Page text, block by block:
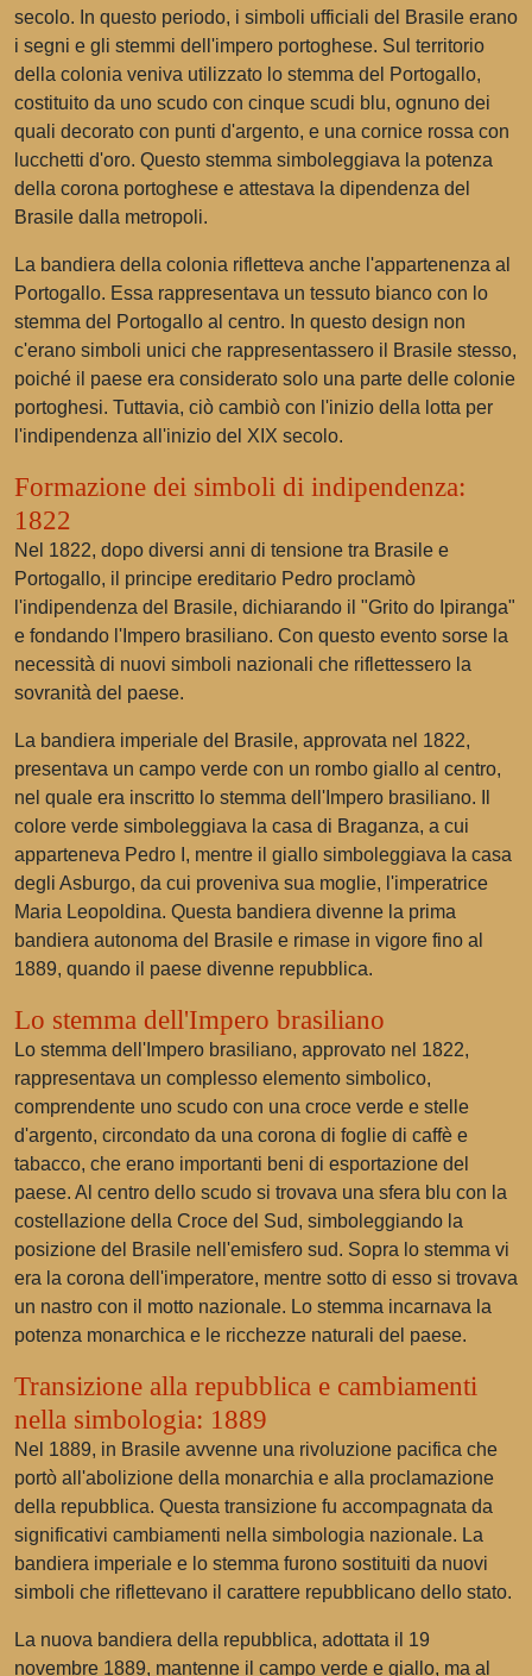
secolo. In questo periodo, i simboli ufficiali del Brasile erano
i segni e gli stemmi dell'impero portoghese. Sul territorio
della colonia veniva utilizzato lo stemma del Portogallo,
costituito da uno scudo con cinque scudi blu, ognuno dei
quali decorato con punti d'argento, e una cornice rossa con
lucchetti d'oro. Questo stemma simboleggiava la potenza
della corona portoghese e attestava la dipendenza del
Brasile dalla metropoli.
La bandiera della colonia rifletteva anche l'appartenenza al
Portogallo. Essa rappresentava un tessuto bianco con lo
stemma del Portogallo al centro. In questo design non
c'erano simboli unici che rappresentassero il Brasile stesso,
poiché il paese era considerato solo una parte delle colonie
portoghesi. Tuttavia, ciò cambiò con l'inizio della lotta per
l'indipendenza all'inizio del XIX secolo.
Formazione dei simboli di indipendenza:
1822
Nel 1822, dopo diversi anni di tensione tra Brasile e
Portogallo, il principe ereditario Pedro proclamò
l'indipendenza del Brasile, dichiarando il "Grito do Ipiranga"
e fondando l'Impero brasiliano. Con questo evento sorse la
necessità di nuovi simboli nazionali che riflettessero la
sovranità del paese.
La bandiera imperiale del Brasile, approvata nel 1822,
presentava un campo verde con un rombo giallo al centro,
nel quale era inscritto lo stemma dell'Impero brasiliano. Il
colore verde simboleggiava la casa di Braganza, a cui
apparteneva Pedro I, mentre il giallo simboleggiava la casa
degli Asburgo, da cui proveniva sua moglie, l'imperatrice
Maria Leopoldina. Questa bandiera divenne la prima
bandiera autonoma del Brasile e rimase in vigore fino al
1889, quando il paese divenne repubblica.
Lo stemma dell'Impero brasiliano
Lo stemma dell'Impero brasiliano, approvato nel 1822,
rappresentava un complesso elemento simbolico,
comprendente uno scudo con una croce verde e stelle
d'argento, circondato da una corona di foglie di caffè e
tabacco, che erano importanti beni di esportazione del
paese. Al centro dello scudo si trovava una sfera blu con la
costellazione della Croce del Sud, simboleggiando la
posizione del Brasile nell'emisfero sud. Sopra lo stemma vi
era la corona dell'imperatore, mentre sotto di esso si trovava
un nastro con il motto nazionale. Lo stemma incarnava la
potenza monarchica e le ricchezze naturali del paese.
Transizione alla repubblica e cambiamenti
nella simbologia: 1889
Nel 1889, in Brasile avvenne una rivoluzione pacifica che
portò all'abolizione della monarchia e alla proclamazione
della repubblica. Questa transizione fu accompagnata da
significativi cambiamenti nella simbologia nazionale. La
bandiera imperiale e lo stemma furono sostituiti da nuovi
simboli che riflettevano il carattere repubblicano dello stato.
La nuova bandiera della repubblica, adottata il 19
novembre 1889, mantenne il campo verde e giallo, ma al